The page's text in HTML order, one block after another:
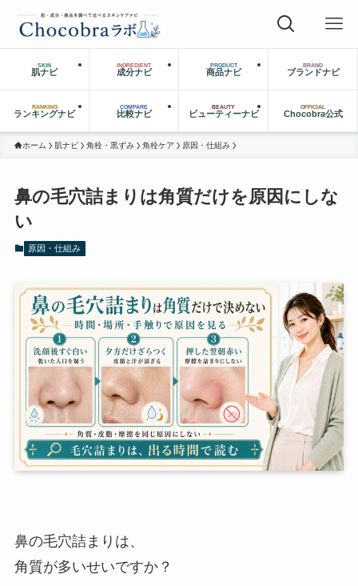
SKIN
肌ナビ
INGREDIENT
成分ナビ
PRODUCT
商品ナビ
BRAND
ブランドナビ
RANKING
ランキングナビ
COMPARE
比較ナビ
BEAUTY
ビューティーナビ
OFFICIAL
Chocobra公式
ホーム 肌ナビ 角栓・黒ずみ 角栓ケア 原因・仕組み
鼻の毛穴詰まりは角質だけを原因にしな
い
原因・仕組み
鼻の毛穴詰まりは、
角質が多いせいですか？